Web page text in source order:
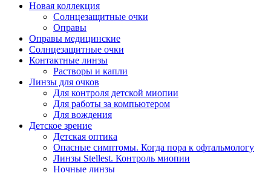
Новая коллекция
Солнцезащитные очки
Оправы
Оправы медицинские
Солнцезащитные очки
Контактные линзы
Растворы и капли
Линзы для очков
Для контроля детской миопии
Для работы за компьютером
Для вождения
Детское зрение
Детская оптика
Опасные симптомы. Когда пора к офтальмологу
Линзы Stellest. Контроль миопии
Ночные линзы